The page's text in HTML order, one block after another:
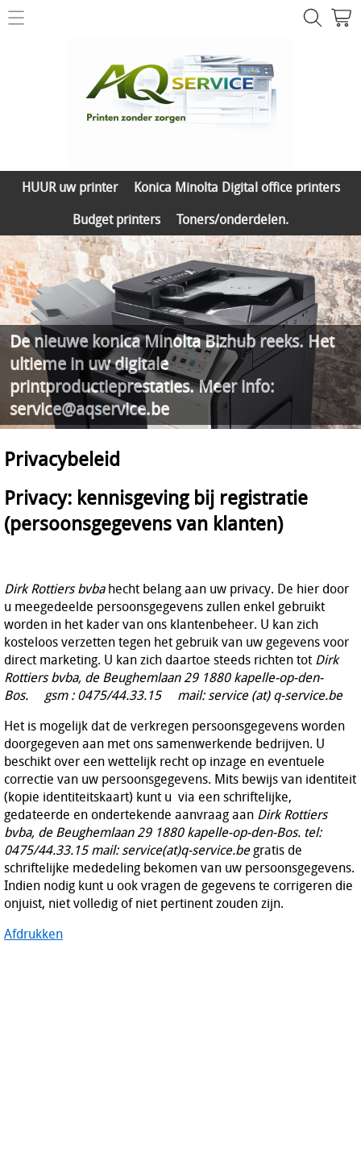
Printer herstelling
Konica Minolta Digital office printers
Toners/onderdelen.
HUUR uw printer
Konica Minolta Digital office printers
Budget printers
Toners/onderdelen.
De nieuwe konica Minolta Bizhub reeks. Het
ultieme in uw digitale
printproductieprestaties. Meer info:
service@aqservice.be
Privacybeleid
Privacy: kennisgeving bij registratie
(persoonsgegevens van klanten)
Dirk Rottiers bvbahecht belang aan uw privacy. De hier door
u meegedeelde persoonsgegevens zullen enkel gebruikt
worden in het kader van ons klantenbeheer. U kan zich
kosteloos verzetten tegen het gebruik van uw gegevens voor
direct marketing. U kan zich daartoe steeds richten totDirk
Rottiers bvba, de Beughemlaan 29 1880 kapelle-op-den-
Bos. gsm : 0475/44.33.15 mail: service (at) q-service.be
Het is mogelijk dat de verkregen persoonsgegevens worden
doorgegeven aan met ons samenwerkende bedrijven. U
beschikt over een wettelijk recht op inzage en eventuele
correctie van uw persoonsgegevens. Mits bewijs van identiteit
(kopie identiteitskaart) kunt u via een schriftelijke,
gedateerde en ondertekende aanvraag aan Dirk Rottiers
bvba, de Beughemlaan 29 1880 kapelle-op-den-Bos. tel:
0475/44.33.15 mail: service(at)q-service.begratis de
schriftelijke mededeling bekomen van uw persoonsgegevens.
Indien nodig kunt u ook vragen de gegevens te corrigeren die
onjuist, niet volledig of niet pertinent zouden zijn.
Afdrukken